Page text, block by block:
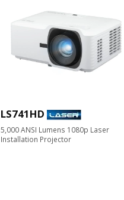
LS741HD
5,000 ANSI Lumens 1080p Laser
Installation Projector